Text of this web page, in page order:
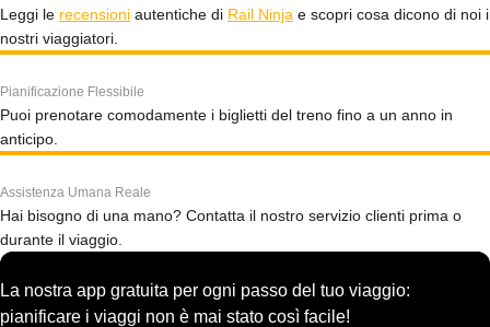
Leggi le recensioni autentiche di Rail Ninja e scopri cosa dicono di noi i
nostri viaggiatori.
Pianificazione Flessibile
Puoi prenotare comodamente i biglietti del treno fino a un anno in
anticipo.
Assistenza Umana Reale
Hai bisogno di una mano? Contatta il nostro servizio clienti prima o
durante il viaggio.
La nostra app gratuita per ogni passo del tuo viaggio:
pianificare i viaggi non è mai stato così facile!